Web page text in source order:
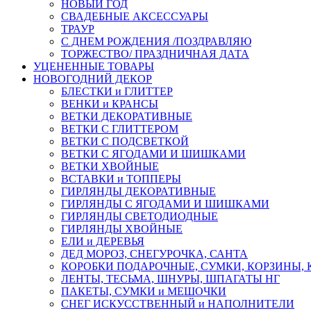
НОВЫЙ ГОД
СВАДЕБНЫЕ АКСЕССУАРЫ
ТРАУР
С ДНЕМ РОЖДЕНИЯ /ПОЗДРАВЛЯЮ
ТОРЖЕСТВО/ ПРАЗДНИЧНАЯ ДАТА
УЦЕНЕННЫЕ ТОВАРЫ
НОВОГОДНИЙ ДЕКОР
БЛЕСТКИ и ГЛИТТЕР
ВЕНКИ и КРАНСЫ
ВЕТКИ ДЕКОРАТИВНЫЕ
ВЕТКИ С ГЛИТТЕРОМ
ВЕТКИ С ПОДСВЕТКОЙ
ВЕТКИ С ЯГОДАМИ И ШИШКАМИ
ВЕТКИ ХВОЙНЫЕ
ВСТАВКИ и ТОППЕРЫ
ГИРЛЯНДЫ ДЕКОРАТИВНЫЕ
ГИРЛЯНДЫ С ЯГОДАМИ И ШИШКАМИ
ГИРЛЯНДЫ СВЕТОДИОДНЫЕ
ГИРЛЯНДЫ ХВОЙНЫЕ
ЕЛИ и ДЕРЕВЬЯ
ДЕД МОРОЗ, СНЕГУРОЧКА, САНТА
КОРОБКИ ПОДАРОЧНЫЕ, СУМКИ,
ЛЕНТЫ, ТЕСЬМА, ШНУРЫ, ШПАГАТЫ НГ
ПАКЕТЫ, СУМКИ и МЕШОЧКИ
СНЕГ ИСКУССТВЕННЫЙ и НАПОЛНИТЕЛИ